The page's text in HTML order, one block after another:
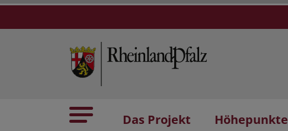
Das Projekt Höhepunkte